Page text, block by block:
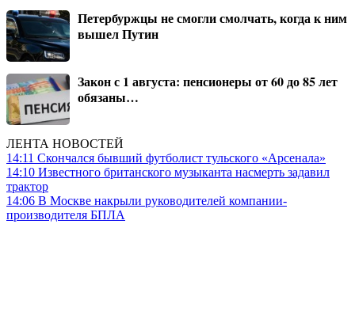
Петербуржцы не смогли смолчать, когда к ним
вышел Путин
Закон с 1 августа: пенсионеры от 60 до 85 лет
обязаны…
ЛЕНТА НОВОСТЕЙ
14:11 Скончался бывший футболист тульского «Арсенала»
14:10 Известного британского музыканта насмерть задавил
трактор
14:06 В Москве накрыли руководителей компании-
производителя БПЛА